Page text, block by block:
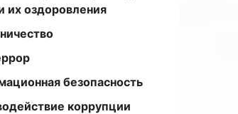
их оздоровления
безопасность
коррупции